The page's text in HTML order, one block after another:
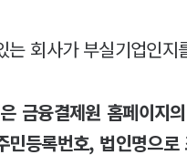
는 회사가 부실기업인지
금융결제원 홈페이지
민등록번호, 법인명으로